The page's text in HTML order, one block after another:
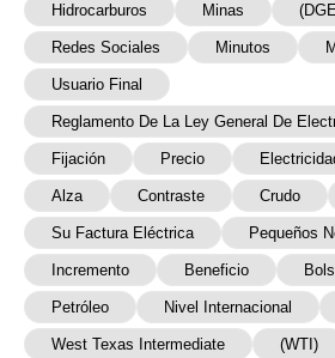
Hidrocarburos Minas
Redes Sociales Minutos
Usuario Final
Reglamento De La Ley General De
Fijación Precio
Alza Contraste Crudo
Su Factura Eléctrica Pequeños
Incremento Beneficio
Petróleo Nivel Internacional
West Texas Intermediate (WTI)